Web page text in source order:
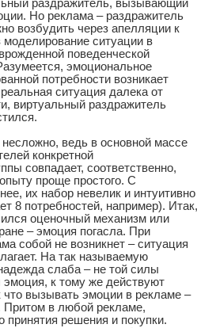
раздражитель, вызывающий
Но реклама – раздражитель
возбудить через апелляции к
ситуации в
поведенческой
эмоциональное
потребности возникает
ситуация далека от
виртуальный раздражитель
ведь в основной массе
конкретной
совпадает, соответственно,
проще простого. С
их набор невелик и интуитивно
8 потребностей, например). Итак,
оценочный механизм или
– эмоция погасла. При
собой не возникнет – ситуация
На так называемую
слаба – не той силы
к тому же действуют
вызывать эмоции в рекламе –
Притом в любой рекламе,
принятия решения и покупки.